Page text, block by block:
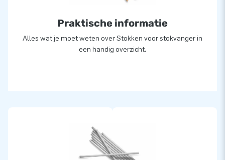
Praktische informatie
Alles wat je moet weten over Stokken voor stokvanger in
een handig overzicht.